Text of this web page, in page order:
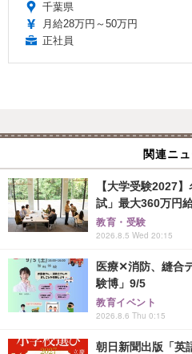
千葉県
月給28万円～50万円
正社員
関連ニ
【大学受験2027
試」最大360万円
教育・受験
2026.8.5 Wed 20:15
医療✕消防、縫合
験博」9/5
教育イベント
2026.8.6 Thu 0:15
朝日新聞出版「英